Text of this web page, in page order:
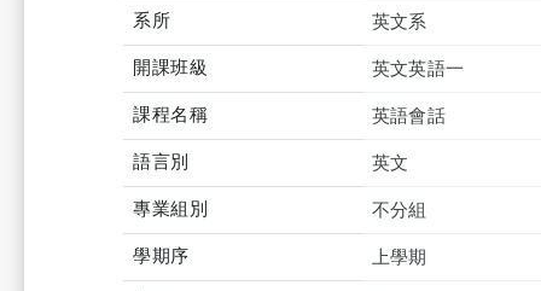
系所 英文系
開課班級 英文英語一
課程名稱 英語會話
語言別 英文
專業組別 不分組
學期序 上學期